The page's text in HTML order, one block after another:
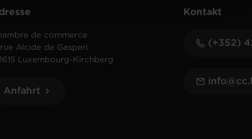
de commerce
rue Alcide de Gasperi
1615 Luxembourg-Kirchberg
Anfahrt
Kontakt
(+352)